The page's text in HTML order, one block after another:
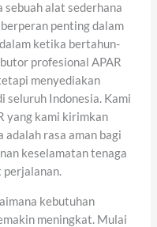
alat sederhana
penting dalam
ketika bertahun-
profesional APAR
menyediakan
seluruh Indonesia. Kami
yang kami kirimkan
adalah rasa aman bagi
keselamatan tenaga
perjalanan.
kebutuhan
meningkat. Mulai